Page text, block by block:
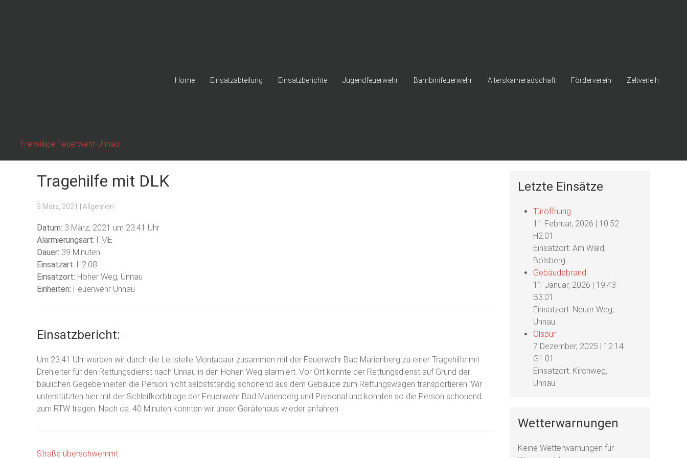
Freiwillige Feuerwehr Unnau
Home Einsatzabteilung Einsatzberichte Jugendfeuerwehr Bambinifeuerwehr Alterskameradschaft Förderverein Zeltverleih
Tragehilfe mit DLK
3 März, 2021 | Allgemein
Datum: 3 März, 2021 um 23:41 Uhr
Alarmierungsart: FME
Dauer: 39 Minuten
Einsatzart: H2.08
Einsatzort: Hoher Weg, Unnau
Einheiten: Feuerwehr Unnau
Einsatzbericht:
Um 23:41 Uhr wurden wir durch die Leitstelle Montabaur zusammen mit der Feuerwehr Bad Marienberg zu einer Tragehilfe mit
Drehleiter für den Rettungsdienst nach Unnau in den Hohen Weg alarmiert. Vor Ort konnte der Rettungsdienst auf Grund der
baulichen Gegebenheiten die Person nicht selbstständig schonend aus dem Gebäude zum Rettungswagen transportieren. Wir
unterstützten hier mit der Schleifkorbtrage der Feuerwehr Bad Marienberg und Personal und konnten so die Person schonend
zum RTW tragen. Nach ca. 40 Minuten konnten wir unser Gerätehaus wieder anfahren.
Straße überschwemmt
Letzte Einsätze
Türöffnung
11 Februar, 2026 | 10:52
H2.01
Einsatzort: Am Wald,
Bölsberg
Gebäudebrand
11 Januar, 2026 | 19:43
B3.01
Einsatzort: Neuer Weg,
Unnau
Ölspur
7 Dezember, 2025 | 12:14
G1.01
Einsatzort: Kirchweg,
Unnau
Wetterwarnungen
Keine Wetterwarnungen für